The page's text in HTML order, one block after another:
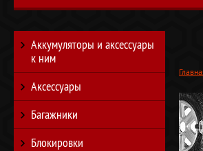
Аккумуляторы и аксессуары
к ним
Аксессуары
Багажники
Блокировки